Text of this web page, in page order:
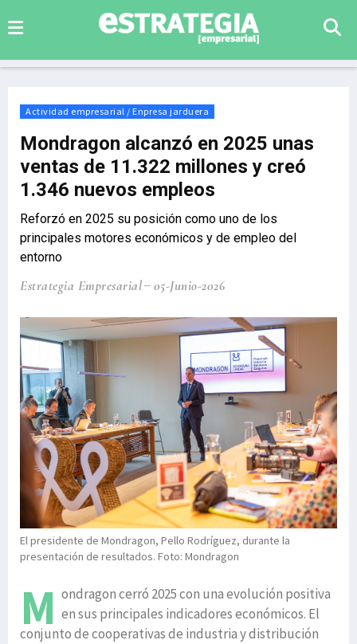
Actividad empresarial / Enpresa jarduera
Mondragon alcanzó en 2025 unas
ventas de 11.322 millones y creó
1.346 nuevos empleos
Reforzó en 2025 su posición como uno de los
principales motores económicos y de empleo del
entorno
Estrategia Empresarial 05-Junio-2026
El presidente de Mondragon, Pello Rodríguez, durante la
presentación de resultados. Foto: Mondragon
M ondragon cerró 2025 con una evolución positiva
en sus principales indicadores económicos. El
conjunto de cooperativas de industria y distribución